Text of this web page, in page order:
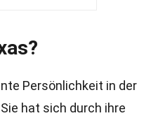
Persönlichkeit in der
hat sich durch ihre